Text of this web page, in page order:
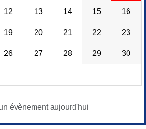
12 13 14 15 16
19 20 21 22 23
26 27 28 29 30
évènement aujourd'hui